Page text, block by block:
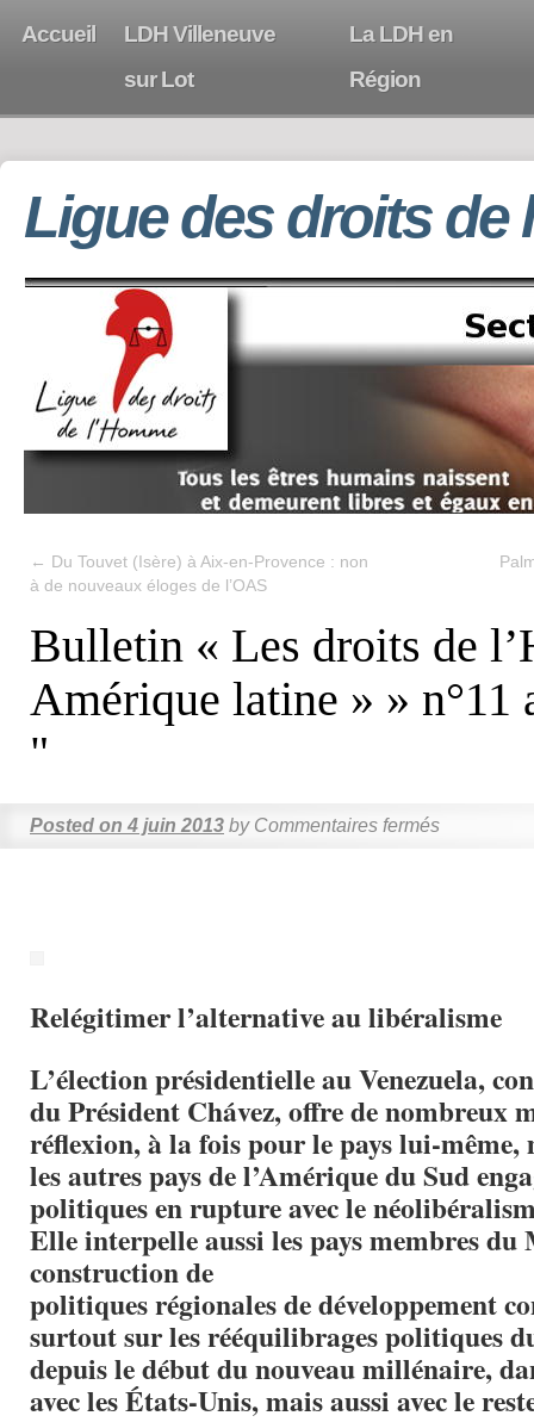
Accueil
LDH Villeneuve
sur Lot
La LDH en
Région
Ligue des droits de
← Du Touvet (Isère) à Aix-en-Provence : non
à de nouveaux éloges de l’OAS
Bulletin « Les droits de
Amérique latine » » n°11
"
Posted on 4 juin 2013 by Commentaires fermés
Relégitimer l’alternative au libéralisme
L’élection présidentielle au Venezuela,
du Président Chávez, offre de nombreux
réflexion, à la fois pour le pays lui-même,
les autres pays de l’Amérique du Sud
politiques en rupture avec le
Elle interpelle aussi les pays membres du
construction de
politiques régionales de développement
surtout sur les rééquilibrages politiques
depuis le début du nouveau millénaire,
avec les États-Unis, mais aussi avec le